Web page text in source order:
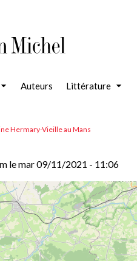
Auteurs Littérature
Hermary-Vieille au Mans
lemar 09/11/2021 - 11:06